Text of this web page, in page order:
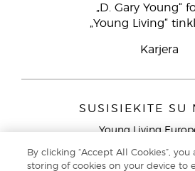
„D. Gary Young“
„Young Living“
Karjera
SUSISIEKITE SU
Young Living
9727 AJ
By clicking “Accept All Cookies”,
storing of cookies on your device to